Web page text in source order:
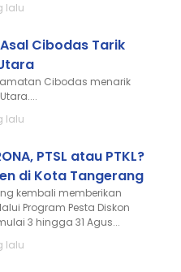
lalu
Cibodas Tarik
Cibodas menarik
lalu
PTSL atau PTKL?
di Kota Tangerang
kembali memberikan
Program Pesta Diskon
3 hingga 31 Agus...
lalu